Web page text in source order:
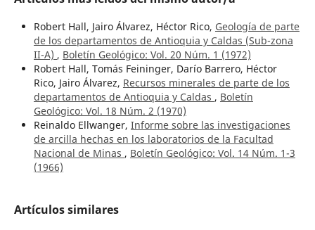
Robert Hall, Jairo Álvarez, Héctor Rico, Geología de parte
de los departamentos de Antioquia y Caldas (Sub-zona
II-A) , Boletín Geológico: Vol. 20 Núm. 1 (1972)
Robert Hall, Tomás Feininger, Darío Barrero, Héctor
Rico, Jairo Álvarez, Recursos minerales de parte de los
departamentos de Antioquia y Caldas , Boletín
Geológico: Vol. 18 Núm. 2 (1970)
Reinaldo Ellwanger, Informe sobre las investigaciones
de arcilla hechas en los laboratorios de la Facultad
Nacional de Minas , Boletín Geológico: Vol. 14 Núm. 1-3
(1966)
Artículos similares